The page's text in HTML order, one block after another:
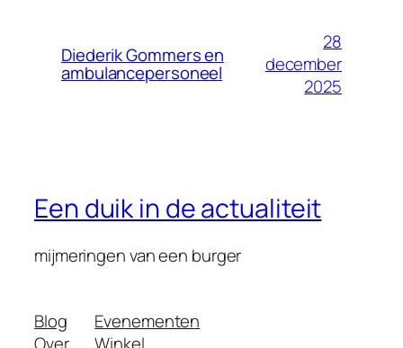
Diederik Gommers en
ambulancepersoneel
28
december
2025
Een duik in de actualiteit
mijmeringen van een burger
Blog
Evenementen